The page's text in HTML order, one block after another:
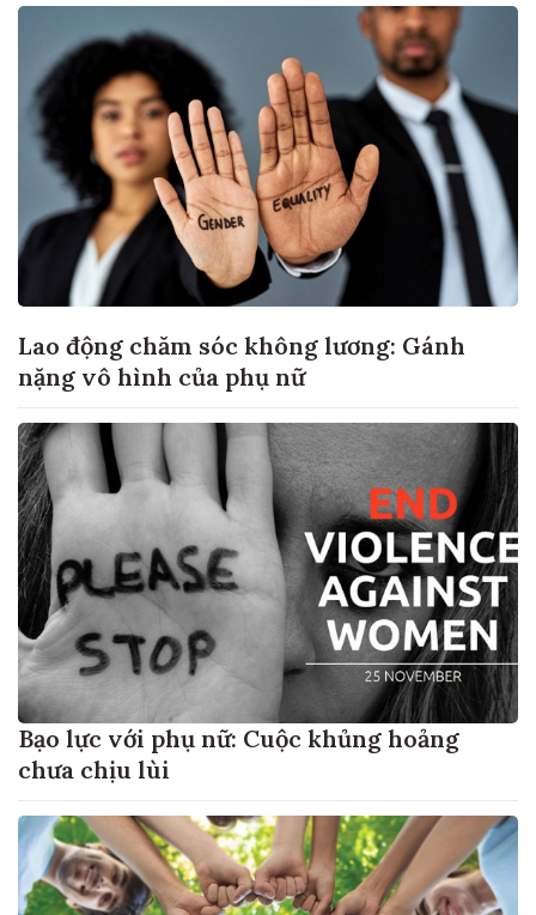
Lao động chăm sóc không lương: Gánh
nặng vô hình của phụ nữ
Bạo lực với phụ nữ: Cuộc khủng hoảng
chưa chịu lùi